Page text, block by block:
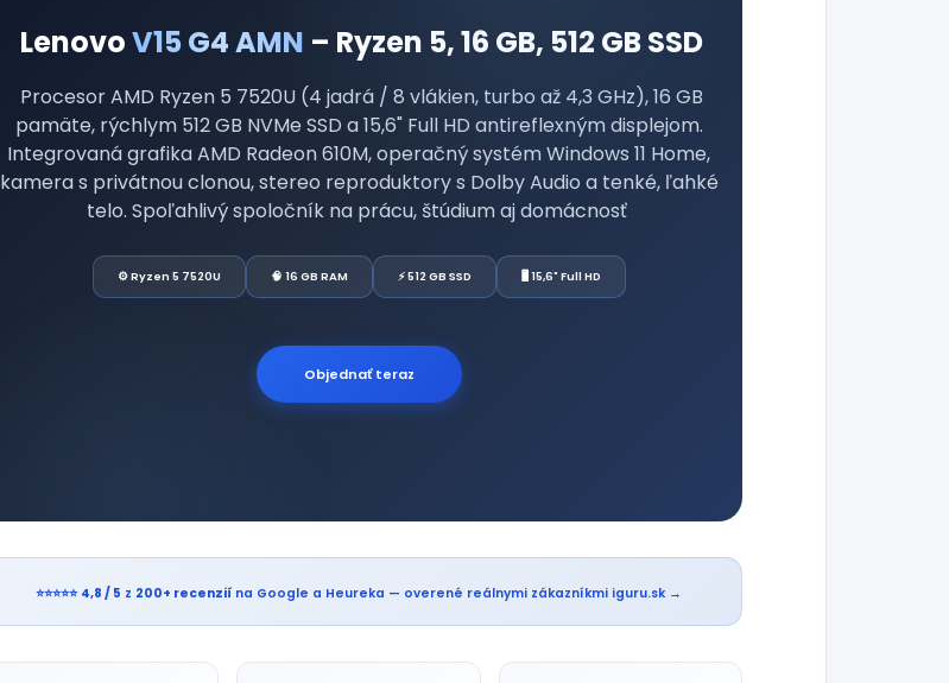
LenovoV15 G4 AMN – Ryzen 5, 16 GB, 512 GB SSD
Procesor AMD Ryzen 5 7520U (4 jadrá / 8 vlákien, turbo až 4,3 GHz), 16 GB
pamäte, rýchlym 512 GB NVMe SSD a 15,6" Full HD antireflexným displejom.
Integrovaná grafika AMD Radeon 610M, operačný systém Windows 11 Home,
kamera s privátnou clonou, stereo reproduktory s Dolby Audio a tenké, ľahké
telo. Spoľahlivý spoločník na prácu, štúdium aj domácnosť
⚙️ Ryzen 5 7520U 🧠 16 GB RAM ⚡ 512 GB SSD 🖥️ 15,6" Full HD
Objednať teraz
⭐⭐⭐⭐⭐ 4,8 / 5 z 200+ recenzií na Google a Heureka — overené reálnymi zákazníkmi iguru.sk →